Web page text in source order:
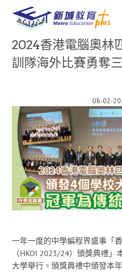
2024香港電腦奧林
訓隊海外比賽勇奪
08-02-
一年一度的中學編程界盛事「
（HKOI 2023/24）頒獎典禮
大學舉行。頒獎典禮中頒發本